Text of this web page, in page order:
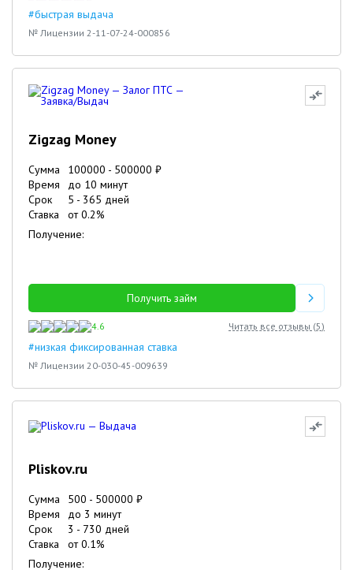
#быстрая выдача
№ Лицензии 2-11-07-24-000856
Zigzag Money
Сумма 100000 - 500000 ₽
Время
до 10 минут
Срок
5 - 365 дней
Ставка
от0.2%
Получение:
Получить займ
4.6 Читать все отзывы (5)
#низкая фиксированная ставка
№ Лицензии 20-030-45-009639
Pliskov.ru
Сумма 500 - 500000 ₽
Время
до 3 минут
Срок
3 - 730 дней
Ставка
от0.1%
Получение: